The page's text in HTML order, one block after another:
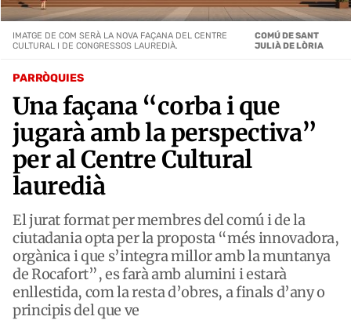
PARRÒQUIES
Una façana “corba i que
jugarà amb la perspectiva”
per al Centre Cultural
lauredià
El jurat format per membres del comú i de la
ciutadania opta per la proposta “més innovadora,
orgànica i que s’integra millor amb la muntanya
de Rocafort”, es farà amb alumini i estarà
enllestida, com la resta d’obres, a finals d’any o
principis del que ve
IMATGE DE COM SERÀ LA NOVA FAÇANA DEL CENTRE
CULTURAL I DE CONGRESSOS LAUREDIÀ.
COMÚ DE SANT
JULIÀ DE LÒRIA